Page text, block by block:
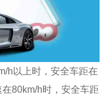
h以上时，安全车距在
80km/h时，安全车距